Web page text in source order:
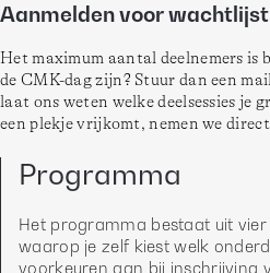
Aanmelden voor wachtlijst
Het maximum aantal deelnemers is
de CMK-dag zijn? Stuur dan een
laat ons weten welke deelsessies je
een plekje vrijkomt, nemen we
Programma
Het programma bestaat uit
waarop je zelf kiest welk
voorkeuren aan bij inschrijving